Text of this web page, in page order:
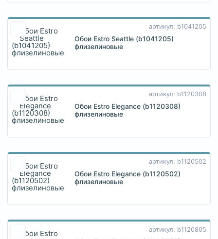
артикул: b1041205
Обои Estro Seattle (b1041205)
флизелиновые
артикул: b1120308
Обои Estro Elegance (b1120308)
флизелиновые
артикул: b1120502
Обои Estro Elegance (b1120502)
флизелиновые
артикул: b1120805